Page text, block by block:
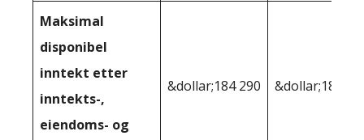
Maksimal
disponibel
inntekt etter
inntekts-,
eiendoms- og
&dollar;184 290 &dollar;180